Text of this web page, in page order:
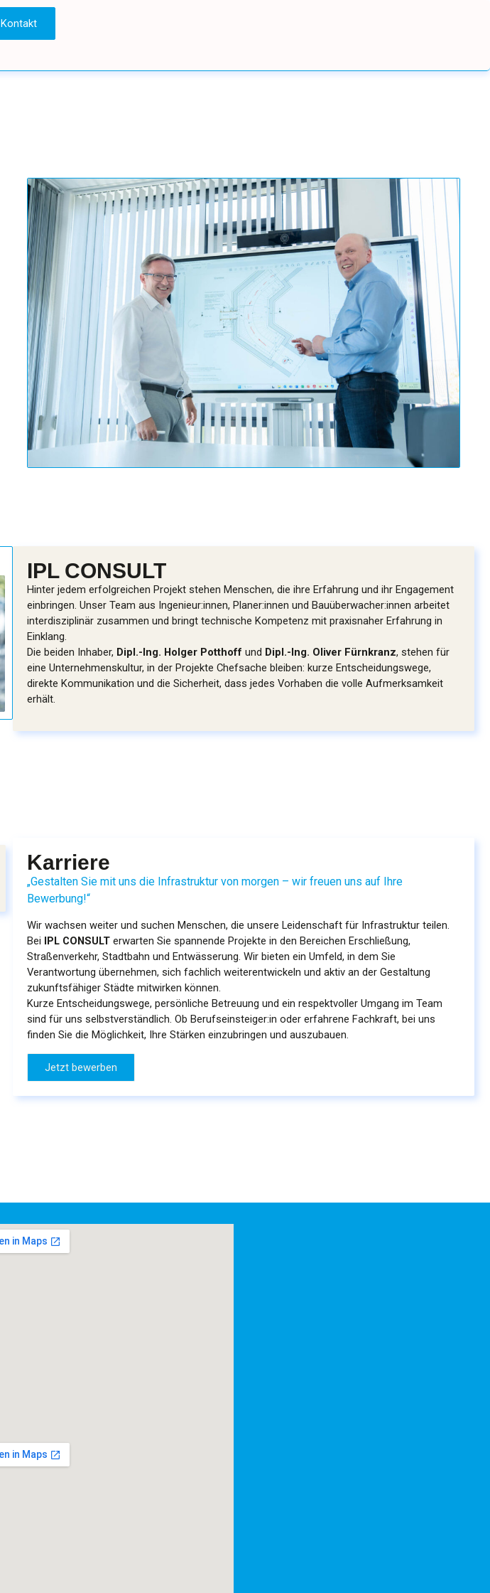
Kontakt
IPL CONSULT
Hinter jedem erfolgreichen Projekt stehen Menschen, die ihre Erfahrung und ihr Engagement
einbringen. Unser Team aus Ingenieur:innen, Planer:innen und Bauüberwacher:innen arbeitet
interdisziplinär zusammen und bringt technische Kompetenz mit praxisnaher Erfahrung in
Einklang.
Die beiden Inhaber, Dipl.-Ing. Holger Potthoff und Dipl.-Ing. Oliver Fürnkranz, stehen für
eine Unternehmenskultur, in der Projekte Chefsache bleiben: kurze Entscheidungswege,
direkte Kommunikation und die Sicherheit, dass jedes Vorhaben die volle Aufmerksamkeit
erhält.
Karriere
„Gestalten Sie mit uns die Infrastruktur von morgen – wir freuen uns auf Ihre
Bewerbung!“
Wir wachsen weiter und suchen Menschen, die unsere Leidenschaft für Infrastruktur teilen.
Bei
IPL CONSULT erwarten Sie spannende Projekte in den Bereichen Erschließung,
Straßenverkehr, Stadtbahn und Entwässerung. Wir bieten ein Umfeld, in dem Sie
Verantwortung übernehmen, sich fachlich weiterentwickeln und aktiv an der Gestaltung
zukunftsfähiger Städte mitwirken können.
Kurze Entscheidungswege, persönliche Betreuung und ein respektvoller Umgang im Team
sind für uns selbstverständlich. Ob Berufseinsteiger:in oder erfahrene Fachkraft, bei uns
finden Sie die Möglichkeit, Ihre Stärken einzubringen und auszubauen.
Jetzt bewerben